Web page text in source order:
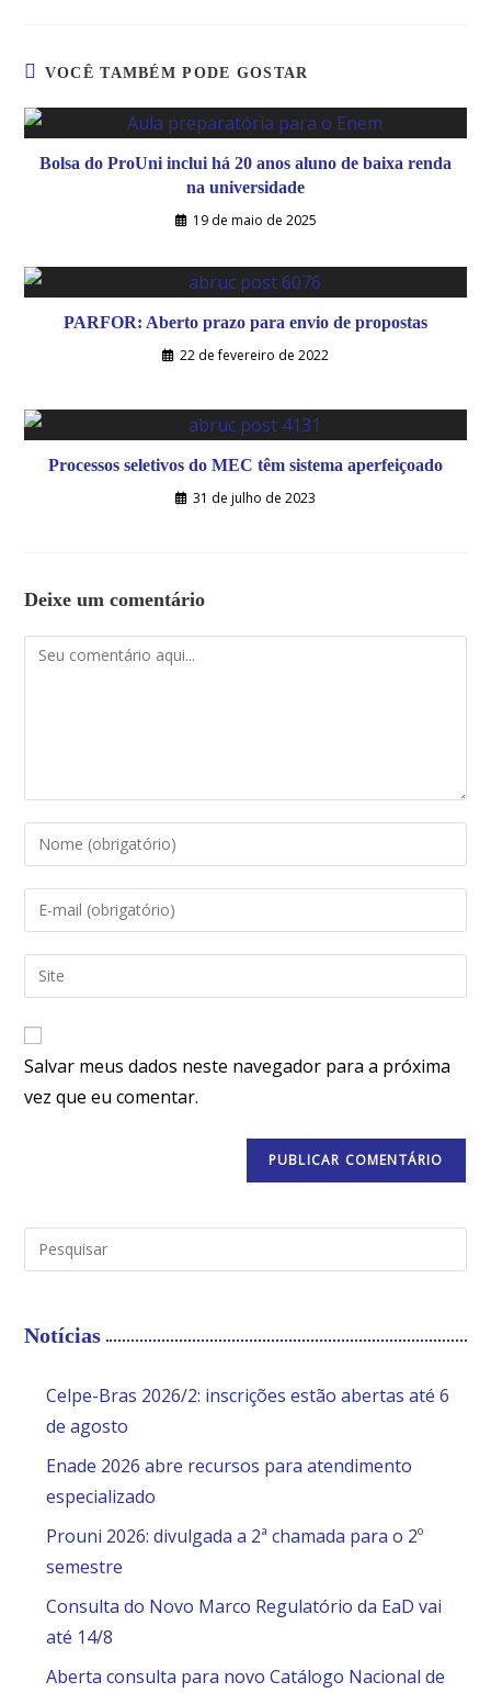
VOCÊ TAMBÉM PODE GOSTAR
Bolsa do ProUni inclui há 20 anos aluno de baixa renda
na universidade
19 de maio de 2025
PARFOR: Aberto prazo para envio de propostas
22 de fevereiro de 2022
Processos seletivos do MEC têm sistema aperfeiçoado
31 de julho de 2023
Deixe um comentário
Salvar meus dados neste navegador para a próxima
vez que eu comentar.
Notícias
Celpe-Bras 2026/2: inscrições estão abertas até 6
de agosto
Enade 2026 abre recursos para atendimento
especializado
Prouni 2026: divulgada a 2ª chamada para o 2º
semestre
Consulta do Novo Marco Regulatório da EaD vai
até 14/8
Aberta consulta para novo Catálogo Nacional de